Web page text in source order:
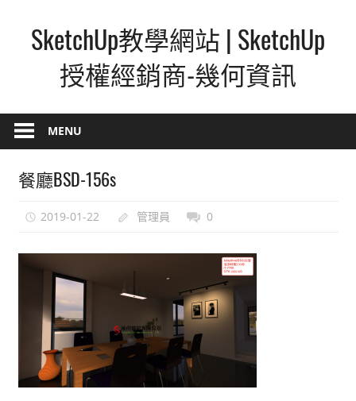
contentSketchUp教學網站 | SketchUp
授權經銷商-幾何資訊
–
最
覺
能
MENU
餐廳BSD-156s
2019-01-22 管理員 0